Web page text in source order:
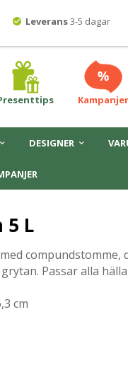
Leverans3-5 dagar
Kampanjer
DESIGNER
L
compundstomme,
Passar alla
cm